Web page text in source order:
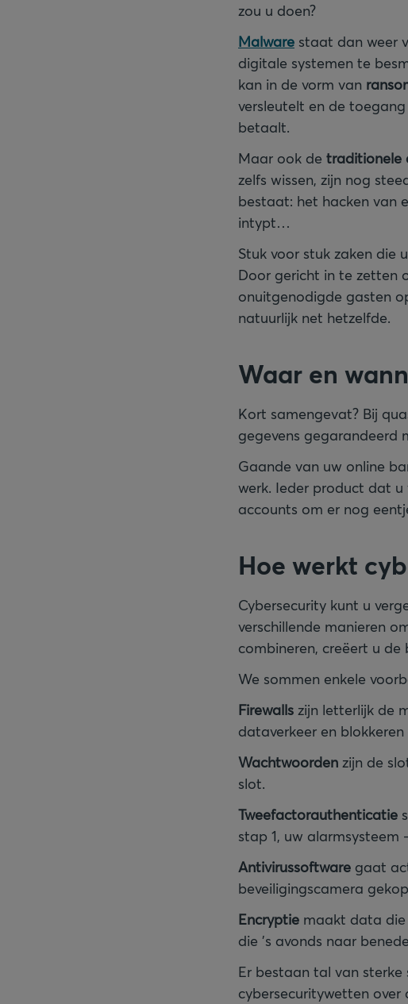
zou u doen?
Malware staat dan weer
digitale systemen te
kan in de vorm van
versleutelt en de
betaalt.
Maar ook de traditionele
zelfs wissen, zijn nog
bestaat: het hacken van
intypt…
Stuk voor stuk zaken die
Door gericht in te zetten
onuitgenodigde gasten
natuurlijk net hetzelfde.
Waar en
Kort samengevat? Bij
gegevens gegarandeerd
Gaande van uw online
werk. Ieder product dat
accounts om er nog
Hoe werkt
Cybersecurity kunt u
verschillende manieren
combineren, creëert u de
We sommen enkele
Firewalls zijn letterlijk de
dataverkeer en
Wachtwoorden zijn de
slot.
Tweefactorauthenticatie
stap 1, uw alarmsysteem
Antivirussoftware gaat
beveiligingscamera
Encryptie maakt data die
die ’s avonds naar
Er bestaan tal van
cybersecuritywetten